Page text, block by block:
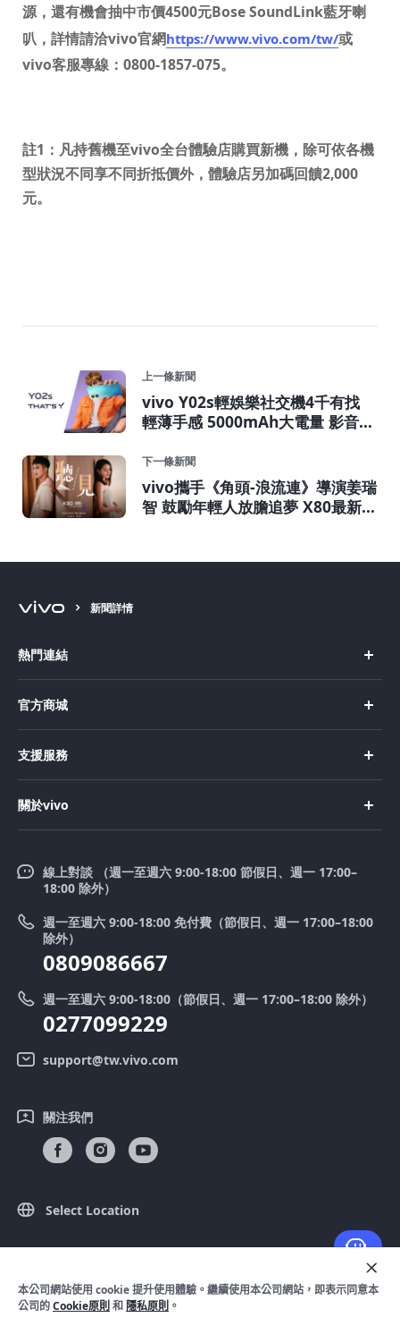
源，還有機會抽中市價4500元Bose SoundLink藍牙喇
叭，詳情請洽vivo官網https://www.vivo.com/tw/或
vivo客服專線： 0800-1857-075。
註1 ：凡持舊機至vivo全台體驗店購買新機，除可依各機
型狀況不同享不同折抵價外，體驗店另加碼回饋2,000
元。
上一條新聞
vivo Y02s輕娛樂社交機4千有找
輕薄手感 5000mAh大電量 影音續
下一條新聞
vivo攜手《角頭-浪流連》導演姜瑞
智 鼓勵年輕人放膽追夢 X80最新微
新聞詳情
熱門連結
X200 Pro
X200
X200 FE
V50 Lite 5G
V50
官方商城
購買手機
購買配件
支援服務
服務中心
Funtouch OS
零配件價格查詢
送修服務
IMEI 碼驗證
客戶服務隱私權聲明
下載還原 Log 的 LUT
關於vivo
新聞中心
法律聲明
優惠活動
舊機換新機
vivo 隱私權中心
線上對談 （週一至週六 9:00-18:00 節假日、週一 17:00–
18:00 除外）
週一至週六 9:00-18:00 免付費（節假日、週一 17:00–18:00
除外）
0809086667
週一至週六 9:00-18:00（節假日、週一 17:00–18:00 除外）
0277099229
support@tw.vivo.com
關注我們
Select Location
© 2026 vivo Mobile Communication Co.， Ltd. 保留所有權利。
隱私政策 | Cookie 原則 | 隱私支持
本公司網站使用 cookie 提升使用體驗。繼續使用本公司網站，即表示同意本
公司的Cookie原則 和 隱私原則 。